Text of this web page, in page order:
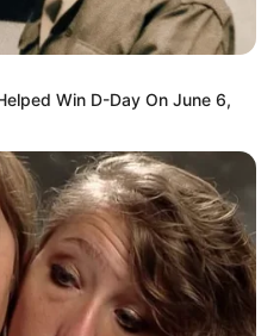
Win D-Day On June 6,